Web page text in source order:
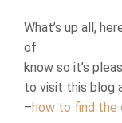
What’s up all,
of
know so it’s
to visit this blog
–how to find the